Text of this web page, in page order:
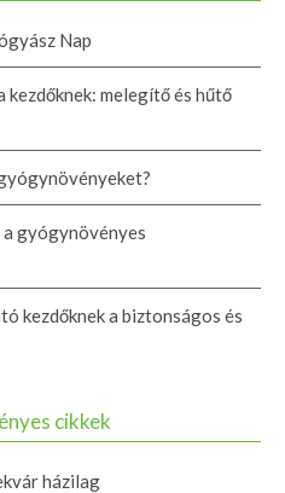
Nap
melegítő és hűtő
gyógynövényes
kezdőknek a biztonságos és
cikkek
házilag